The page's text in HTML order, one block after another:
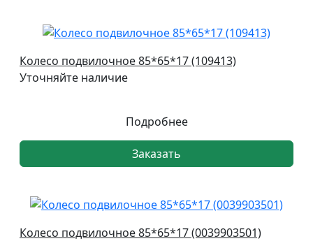
Колесо подвилочное 85*65*17 (109413)
Уточняйте наличие
Подробнее
Заказать
Колесо подвилочное 85*65*17 (0039903501)